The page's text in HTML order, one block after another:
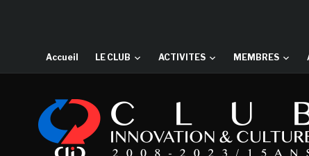
Accueil LE CLUB ACTIVITES MEMBRES